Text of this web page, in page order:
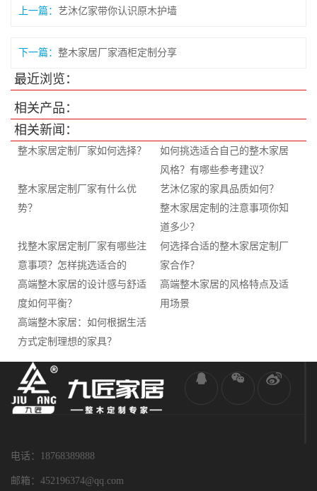
上一篇： 艺沐亿家带你认识原木护墙
下一篇： 整木家居厂家酒柜定制分享
最近浏览：
相关产品：
相关新闻：
整木家居定制厂家如何选择？
如何挑选适合自己的整木家居
风格？有哪些参考建议？
整木家居定制厂家有什么优
势？
艺沐亿家的家具品质如何？
整木家居定制的注意事项你知
道多少？
找整木家居定制厂家有哪些注
意事项？怎样挑选适合的
何选择合适的整木家居定制厂
家合作？
高端整木家居的设计感与舒适
度如何平衡？
高端整木家居的风格特点及适
用场景
高端整木家居：如何根据生活
方式定制理想的家具？
电话：18768389888
邮箱：452196374@qq.com